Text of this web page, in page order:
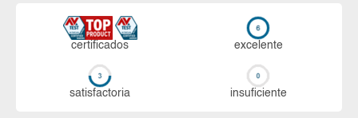
certi­ficados ex­ce­len­te
sa­tis­fac­to­ria in­su­fi­cien­te